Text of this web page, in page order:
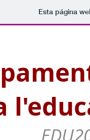
Esta página